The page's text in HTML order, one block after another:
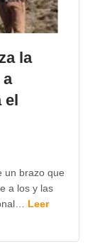
la
un brazo que
a los y las
Leer